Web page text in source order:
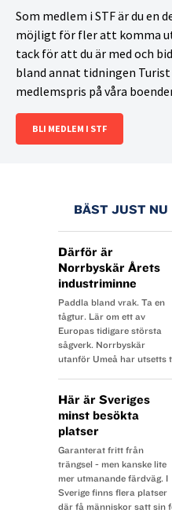
Som medlem i STF är du en
möjligt för fler att komma ut
tack för att du är med och
bland annat tidningen
medlemspris på våra
BLI MEDLEM I STF
BÄST JUST NU
Därför är
Norrbyskär Årets
industriminne
Paddla bland vrak. Ta en
tågtur. Lär om ett av
Europas tidigare största
sågverk. Norrbyskär
utanför Umeå har utsetts
Här är Sveriges
minst besökta
platser
Garanterat fritt från
trängsel - men kanske lite
mer utmanande färdväg. I
Sverige finns flera platser
där få människor satt sin